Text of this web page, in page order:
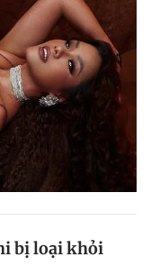
bị loại khỏi